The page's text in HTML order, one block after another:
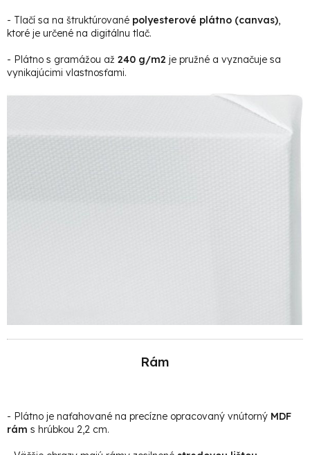
- Tlačí sa na štruktúrované polyesterové plátno (canvas)
ktoré je určené na digitálnu tlač.
- Plátno s gramážou až 240 g/m2 je pružné a vyznačuje sa
vynikajúcimi vlastnosťami.
Rám
- Plátno je naťahované na precízne opracovaný vnútorný MDF
rám s hrúbkou 2,2 cm.